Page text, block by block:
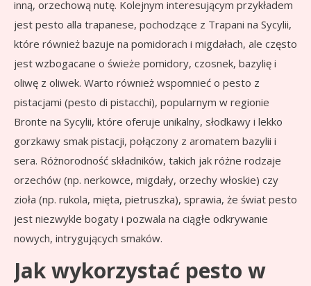
inną, orzechową nutę. Kolejnym interesującym przykładem
jest pesto alla trapanese, pochodzące z Trapani na Sycylii,
które również bazuje na pomidorach i migdałach, ale często
jest wzbogacane o świeże pomidory, czosnek, bazylię i
oliwę z oliwek. Warto również wspomnieć o pesto z
pistacjami (pesto di pistacchi), popularnym w regionie
Bronte na Sycylii, które oferuje unikalny, słodkawy i lekko
gorzkawy smak pistacji, połączony z aromatem bazylii i
sera. Różnorodność składników, takich jak różne rodzaje
orzechów (np. nerkowce, migdały, orzechy włoskie) czy
zioła (np. rukola, mięta, pietruszka), sprawia, że świat pesto
jest niezwykle bogaty i pozwala na ciągłe odkrywanie
nowych, intrygujących smaków.
Jak wykorzystać pesto w